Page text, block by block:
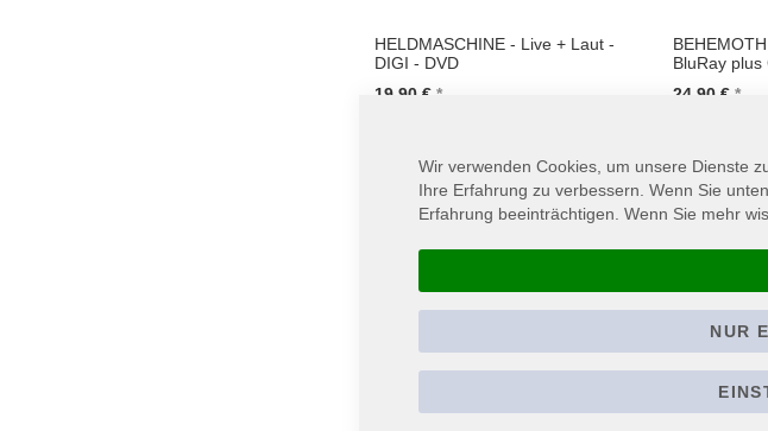
HELDMASCHINE - Live + Laut -
DIGI - DVD
19,90 €
BluRay plus
24,90 €
Wir verwenden Cookies, um unsere Dienste
Ihre Erfahrung zu verbessern. Wenn Sie
Erfahrung beeinträchtigen. Wenn Sie mehr
NUR